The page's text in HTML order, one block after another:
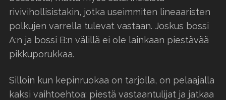
rivivihollisistakin, jotka useimmiten lineaaristen
polkujen varrella tulevat vastaan. Joskus bossi
A:n ja bossi B:n välillä ei ole lainkaan piestävää
pikkuporukkaa.
Silloin kun kepinruokaa on tarjolla, on pelaajalla
kaksi vaihtoehtoa: piestä vastaantulijat ja jatkaa